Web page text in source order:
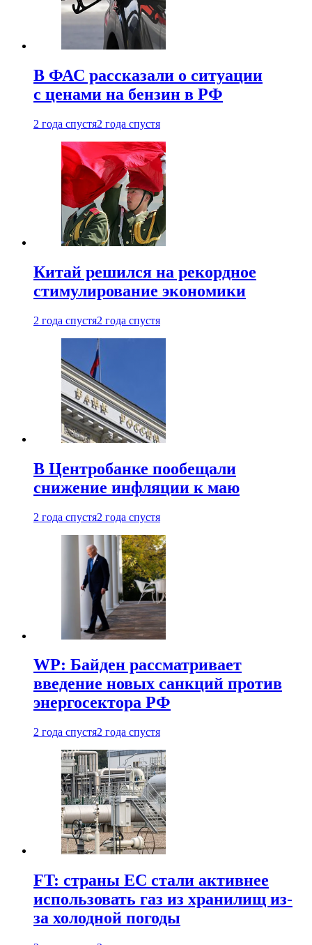
В ФАС рассказали о ситуации
с ценами на бензин в РФ
2 года спустя2 года спустя
Китай решился на рекордное
стимулирование экономики
2 года спустя2 года спустя
В Центробанке пообещали
снижение инфляции к маю
2 года спустя2 года спустя
WP: Байден рассматривает
введение новых санкций против
энергосектора РФ
2 года спустя2 года спустя
FT: страны ЕС стали активнее
использовать газ из хранилищ из-
за холодной погоды